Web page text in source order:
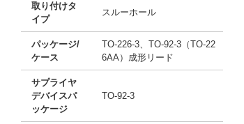
取り付けタ
イプ
スルーホール
パッケージ/
ケース
TO-226-3、TO-92-3（TO-22
6AA）成形リード
サプライヤ
デバイスパ
ッケージ
TO-92-3